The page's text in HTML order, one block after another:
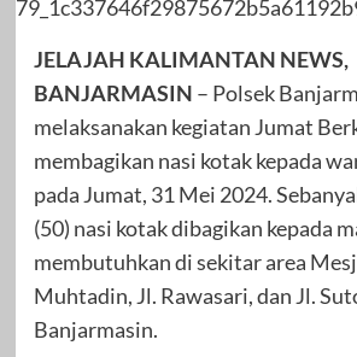
JELAJAH KALIMANTAN NEWS,
BANJARMASIN – Polsek
melaksanakan kegiatan Jumat
membagikan nasi kotak kepada
pada Jumat, 31 Mei 2024.
(50) nasi kotak dibagikan kepada
membutuhkan di sekitar area
Muhtadin, Jl. Rawasari, dan Jl.
Banjarmasin.